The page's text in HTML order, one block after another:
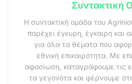
Συντακτική
Η συντακτική ομάδα του
παρέχει έγκυρη, έγκαιρη και
για όλα τα θέματα που
εθνική επικαιρότητα. Με
αφοσίωση, καταγράφουμε τις
τα γεγονότα και φέρνουμε